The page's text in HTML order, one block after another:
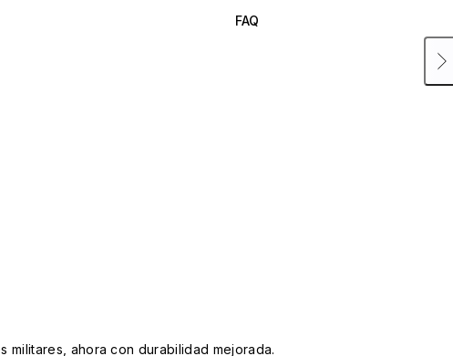
FAQ
militares, ahora con durabilidad mejorada.